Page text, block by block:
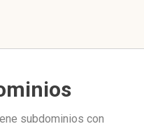
subdominios con